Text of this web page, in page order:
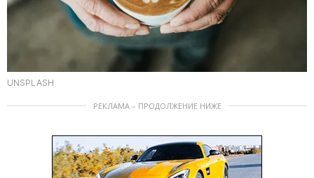
UNSPLASH
РЕКЛАМА – ПРОДОЛЖЕНИЕ НИЖЕ